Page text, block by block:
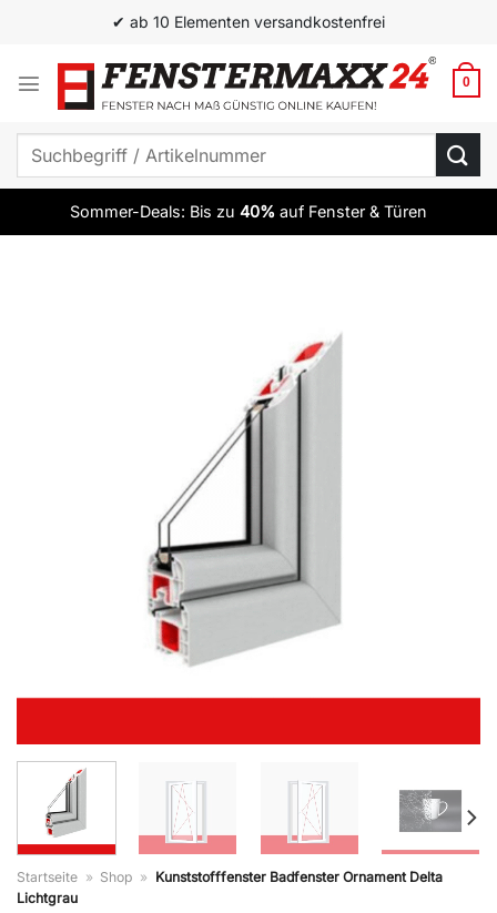
springen
✔ ab 10 Elementen versandkostenfrei
0
Suchen
Sommer-Deals: Bis zu 40% auf Fenster & Türen
Startseite » Shop » Kunststofffenster Badfenster Ornament Delta
Lichtgrau